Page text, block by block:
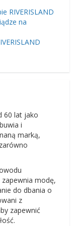
RIVERISLAND
na
60 lat jako
i
marką,
modę,
do dbania o
z
zapewnić